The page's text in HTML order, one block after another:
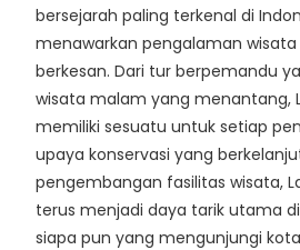
bersejarah paling terkenal di
menawarkan pengalaman
berkesan. Dari tur berpemandu
wisata malam yang menantang,
memiliki sesuatu untuk setiap
upaya konservasi yang
pengembangan fasilitas wisata,
terus menjadi daya tarik utama
siapa pun yang mengunjungi